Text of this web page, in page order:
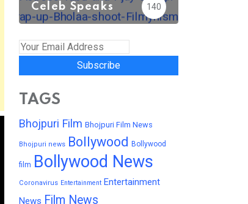
Celeb Speaks 140
Subscribe
TAGS
Bhojpuri Film Bhojpuri Film News
Bhojpuri news Bollywood Bollywood
film Bollywood News
Coronavirus Entertainment Entertainment
News Film News